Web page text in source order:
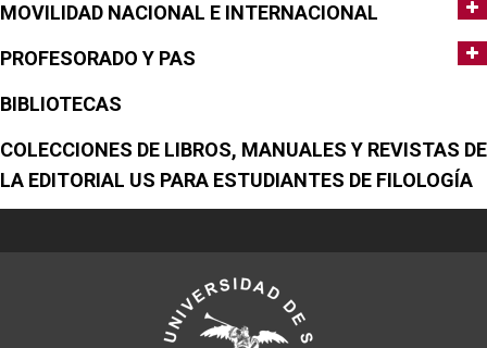
MOVILIDAD NACIONAL E INTERNACIONAL
PROFESORADO Y PAS
BIBLIOTECAS
COLECCIONES DE LIBROS, MANUALES Y REVISTAS DE
LA EDITORIAL US PARA ESTUDIANTES DE FILOLOGÍA